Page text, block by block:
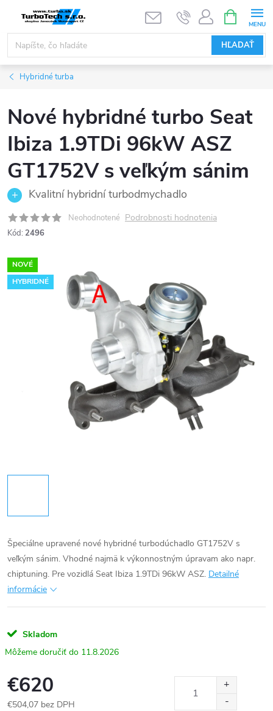
obsah
HĽADAŤ
KOŠÍK
Hybridné turba
Nové hybridné turbo Seat
Ibiza 1.9TDi 96kW ASZ
GT1752V s veľkým sánim
Kvalitní hybridní turbodmychadlo
Neohodnotené Podrobnosti hodnotenia
Kód: 2496
NOVÉ
HYBRIDNÉ
Špeciálne upravené nové hybridné turbodúchadlo GT1752V s
veľkým sánim. Vhodné najmä k výkonnostným úpravam ako napr.
chiptuning. Pre vozidlá Seat Ibiza 1.9TDi 96kW ASZ. Detailné
informácie
Skladom
11.8.2026
€620
€504,07 bez DPH